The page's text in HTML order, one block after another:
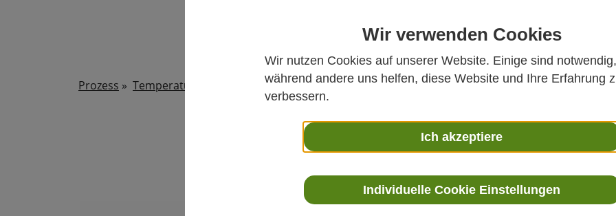
Wir verwenden Cookies
Wir nutzen Cookies auf unserer Website. Einige sind notwendig,
während andere uns helfen, diese Website und Ihre Erfahrung
verbessern.
Ich akzeptiere
Individuelle Cookie Einstellungen
Prozess » Temperatur HMP3 - Hochpräzise Feuchte- und Temperatursonde für industrielle
DieVaisala HUMICAP®